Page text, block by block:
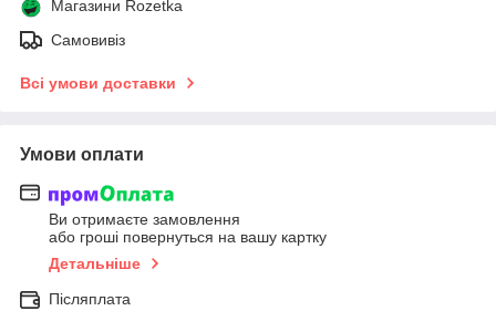
Магазини Rozetka
Самовивіз
Всі умови доставки
Умови оплати
Ви отримаєте замовлення
або гроші повернуться на вашу картку
Детальніше
Післяплата